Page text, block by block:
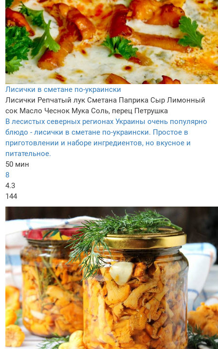
Лисички в сметане по-украински
Лисички Репчатый лук Сметана Паприка Сыр Лимонный
сок Масло Чеснок Мука Соль, перец Петрушка
В лесистых северных регионах Украины очень популярно
блюдо - лисички в сметане по-украински. Простое в
приготовлении и наборе ингредиентов, но вкусное и
питательное.
50 мин
8
4.3
144